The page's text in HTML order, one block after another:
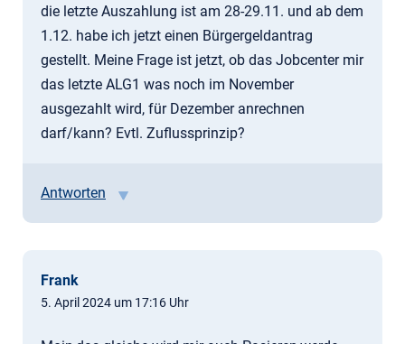
die letzte Auszahlung ist am 28-29.11. und ab dem
1.12. habe ich jetzt einen Bürgergeldantrag
gestellt. Meine Frage ist jetzt, ob das Jobcenter mir
das letzte ALG1 was noch im November
ausgezahlt wird, für Dezember anrechnen
darf/kann? Evtl. Zuflussprinzip?
Antworten
Frank
5. April 2024 um 17:16 Uhr